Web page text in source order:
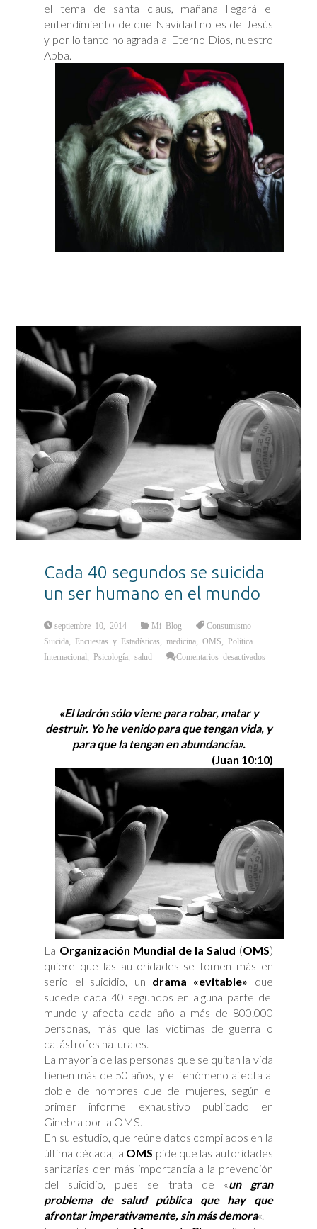
el tema de santa claus, mañana llegará el
entendimiento de que Navidad no es de Jesús
y por lo tanto no agrada al Eterno Dios, nuestro
Abba.
Cada 40 segundos se suicida
un ser humano en el mundo
septiembre 10, 2014 Mi Blog
Consumismo
Suicida
Encuestas y Estadísticas ,medicina ,OMS
Política
Internacional
Psicología ,salud
Comentarios desactivados
suicida
ser
humano
«El ladrón sólo viene para robar, matar y
destruir. Yo he venido para que tengan vida, y
para que la tengan en abundancia».
(Juan 10:10)
La Organización Mundial de la Salud (OMS)
quiere que las autoridades se tomen más en
serio el suicidio, un drama «evitable» que
sucede cada 40 segundos en alguna parte del
mundo y afecta cada año a más de 800.000
personas, más que las víctimas de guerra o
catástrofes naturales.
La mayoría de las personas que se quitan la vida
tienen más de 50 años, y el fenómeno afecta al
doble de hombres que de mujeres, según el
primer informe exhaustivo publicado en
Ginebra por la OMS.
En su estudio, que reúne datos compilados en la
última década, la OMS pide que las autoridades
sanitarias den más importancia a la prevención
del suicidio, pues se trata de «un gran
problema de salud pública que hay que
afrontar imperativamente, sin más demora«.